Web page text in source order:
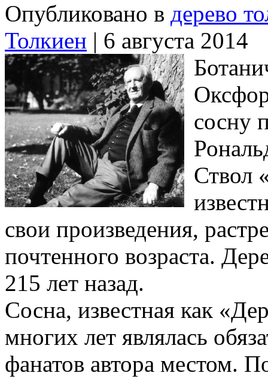
Опубликовано в дерево
Толкиен | 6 августа 2014
сосну
Ствол
свои произведения,
почтенного возраста.
215 лет назад.
Сосна, известная как
многих лет являлась
фанатов автора местом.